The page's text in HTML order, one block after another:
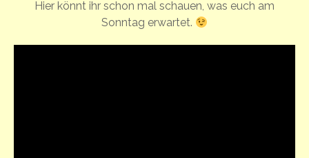
Hier könnt ihr schon mal schauen, was euch am
Sonntag erwartet.